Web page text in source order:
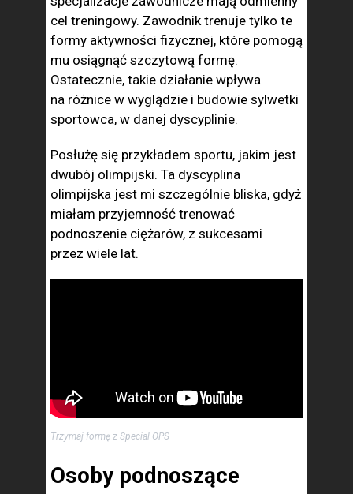
cel treningowy. Zawodnik trenuje tylko te
formy aktywności fizycznej, które pomogą
mu osiągnąć szczytową formę.
Ostatecznie, takie działanie wpływa
na różnice w wyglądzie i budowie sylwetki
sportowca, w danej dyscyplinie.
Posłużę się przykładem sportu, jakim jest
dwubój olimpijski. Ta dyscyplina
olimpijska jest mi szczególnie bliska, gdyż
miałam przyjemność trenować
podnoszenie ciężarów, z sukcesami
przez wiele lat.
Trzymaj formę z Special OPS
Osoby podnoszące